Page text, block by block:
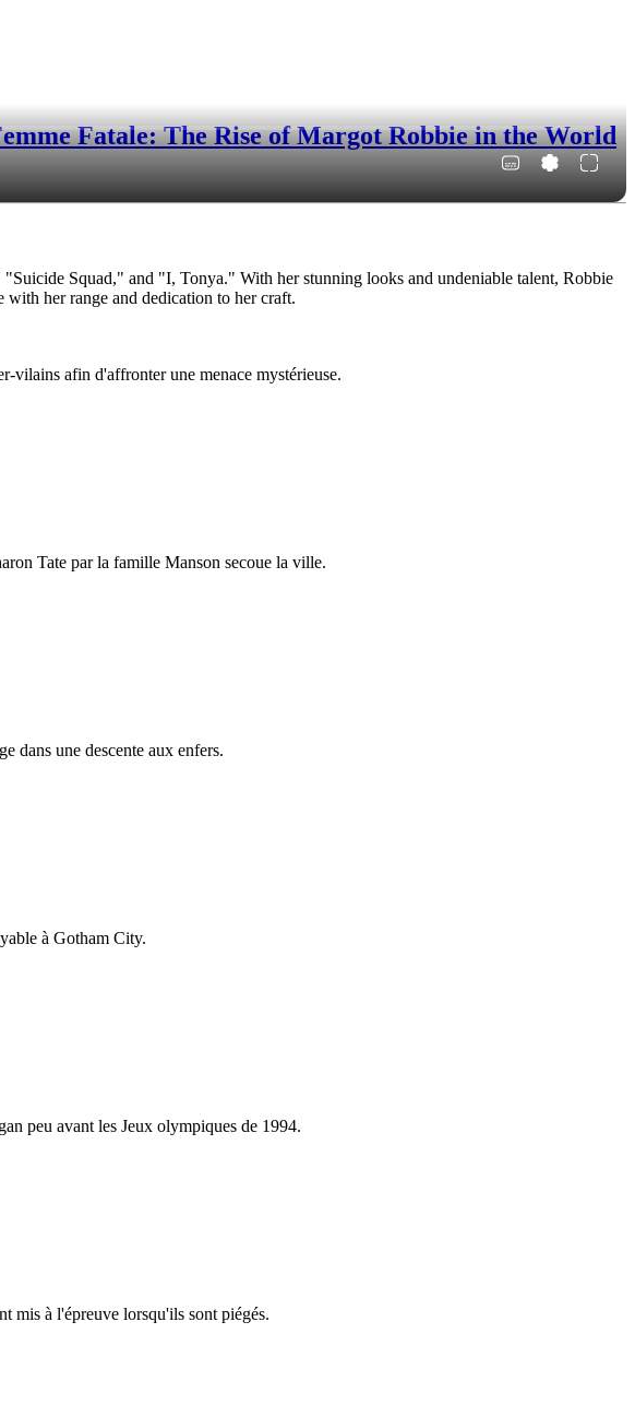
Fatale: The Rise of Margot Robbie in the World
Squad," and "I, Tonya." With her stunning looks and undeniable talent, Robbie
with her range and dedication to her craft.
vilains afin d'affronter une menace mystérieuse.
Tate par la famille Manson secoue la ville.
dans une descente aux enfers.
à Gotham City.
peu avant les Jeux olympiques de 1994.
mis à l'épreuve lorsqu'ils sont piégés.